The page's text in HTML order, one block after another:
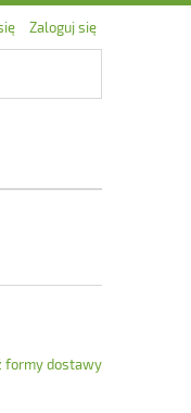
Zaloguj się
formy dostawy